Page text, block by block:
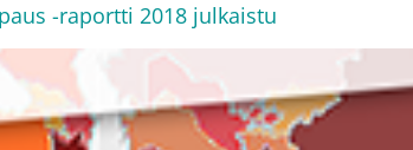
-raportti 2018 julkaistu